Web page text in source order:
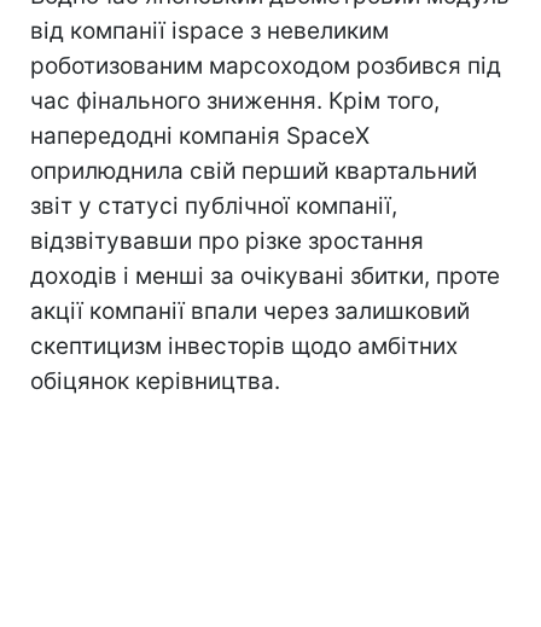
від компанії ispace з невеликим
роботизованим марсоходом розбився під
час фінального зниження. Крім того,
напередодні компанія SpaceX
оприлюднила свій перший квартальний
звіт у статусі публічної компанії,
відзвітувавши про різке зростання
доходів і менші за очікувані збитки, проте
акції компанії впали через залишковий
скептицизм інвесторів щодо амбітних
обіцянок керівництва.